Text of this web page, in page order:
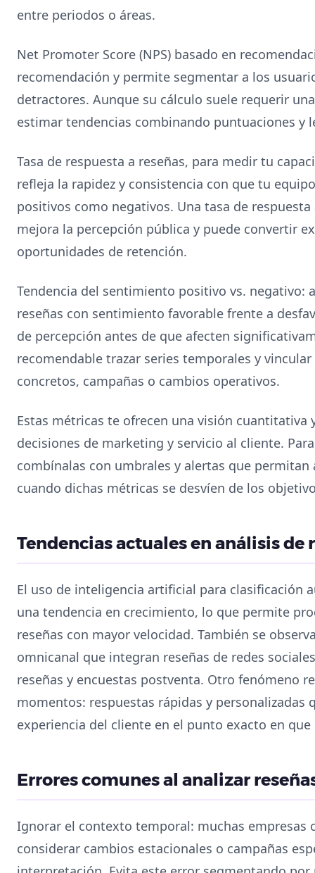
entre periodos o áreas.
Net Promoter Score (NPS) basado en
recomendación y permite segmentar a los
detractores. Aunque su cálculo suele requerir
estimar tendencias combinando puntuaciones y
Tasa de respuesta a reseñas, para medir tu
refleja la rapidez y consistencia con que tu
positivos como negativos. Una tasa de
mejora la percepción pública y puede convertir
oportunidades de retención.
Tendencia del sentimiento positivo vs. negativo:
reseñas con sentimiento favorable frente a
de percepción antes de que afecten
recomendable trazar series temporales y
concretos, campañas o cambios operativos.
Estas métricas te ofrecen una visión cuantitativa
decisiones de marketing y servicio al cliente.
combínalas con umbrales y alertas que
cuando dichas métricas se desvíen de los
Tendencias actuales en análisis de
El uso de inteligencia artificial para clasificación
una tendencia en crecimiento, lo que permite
reseñas con mayor velocidad. También se
omnicanal que integran reseñas de redes
reseñas y encuestas postventa. Otro fenómeno
momentos: respuestas rápidas y personalizadas
experiencia del cliente en el punto exacto en
Errores comunes al analizar
Ignorar el contexto temporal: muchas empresas
considerar cambios estacionales o campañas